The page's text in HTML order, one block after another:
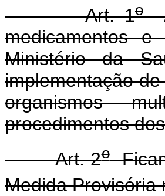
Art. 1o
medicamentos e
Ministério da
implementação
organismos
procedimentos
Art. 2o
Medida Provisória